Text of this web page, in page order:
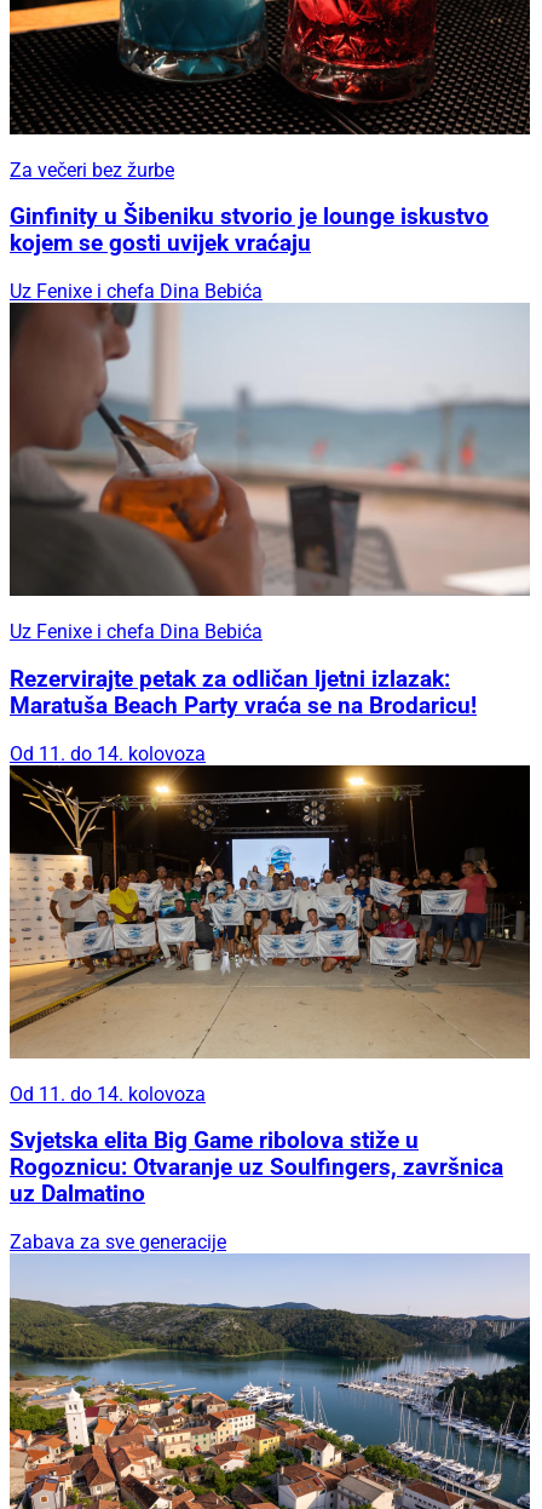
Za večeri bez žurbe
Ginfinity u Šibeniku stvorio je lounge iskustvo
kojem se gosti uvijek vraćaju
Uz Fenixe i chefa Dina Bebića
Uz Fenixe i chefa Dina Bebića
Rezervirajte petak za odličan ljetni izlazak:
Maratuša Beach Party vraća se na Brodaricu!
Od 11. do 14. kolovoza
Od 11. do 14. kolovoza
Svjetska elita Big Game ribolova stiže u
Rogoznicu: Otvaranje uz Soulfingers, završnica
uz Dalmatino
Zabava za sve generacije